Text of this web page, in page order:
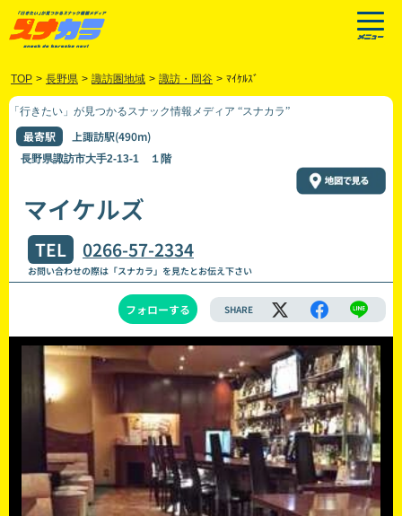
TOP > 長野県 > 諏訪圏地域 > 諏訪・岡谷 > ﾏｲｹﾙｽﾞ
「行きたい」が見つかるスナック情報メディア “スナカラ”
最寄駅 上諏訪駅(490m)
長野県諏訪市大手2-13-1 １階
マイケルズ
TEL 0266-57-2334
お問い合わせの際は「スナカラ」を見たとお伝え下さい
フォローする SHARE